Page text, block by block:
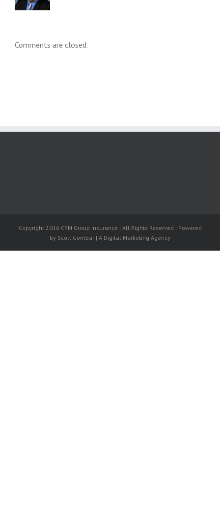
Comments are closed.
Copyright 2016 CPM Group Insurance | All Rights Reserved | Powered
by Scott Gombar | A Digital Marketing Agency